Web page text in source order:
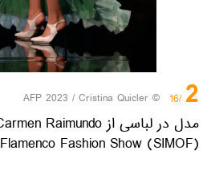
2
/16
© AFP 2023 / Cristina Quicler
Flamenco Fashion Show (SIMOF) در سویل اسپانیا